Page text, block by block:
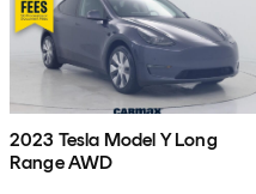
2023 Tesla Model Y Long
Range AWD